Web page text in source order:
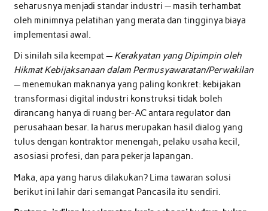
seharusnya menjadi standar industri — masih terhambat
oleh minimnya pelatihan yang merata dan tingginya biaya
implementasi awal.
Di sinilah sila keempat — Kerakyatan yang Dipimpin oleh
Hikmat Kebijaksanaan dalam Permusyawaratan/Perwakilan
— menemukan maknanya yang paling konkret: kebijakan
transformasi digital industri konstruksi tidak boleh
dirancang hanya di ruang ber-AC antara regulator dan
perusahaan besar. Ia harus merupakan hasil dialog yang
tulus dengan kontraktor menengah, pelaku usaha kecil,
asosiasi profesi, dan para pekerja lapangan.
Maka, apa yang harus dilakukan? Lima tawaran solusi
berikut ini lahir dari semangat Pancasila itu sendiri.